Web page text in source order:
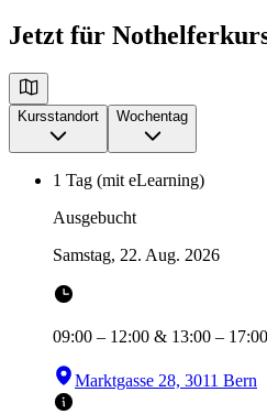
Jetzt für
Kursstandort Wochentag
1 Tag (mit eLearning)
Ausgebucht
Samstag, 22. Aug. 2026
09:00 – 12:00 & 13:00 – 17:00
Marktgasse 28, 3011 Bern